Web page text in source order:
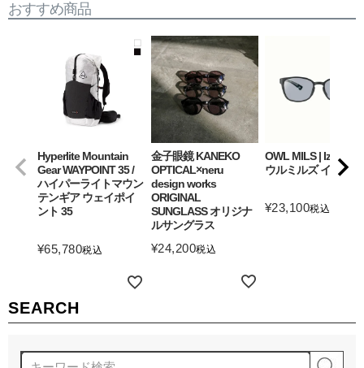
SEARCH
おすすめ商品
Hyperlite Mountain
Gear WAYPOINT 35 /
ハイパーライトマウン
テンギア ウェイポイ
ント 35
¥65,780税込
金子眼鏡 KANEKO
OPTICAL×neru
design works
ORIGINAL
SUNGLASS オリジナ
ルサングラス
¥24,200税込
OWL MILS | Izanagi
ウルミルズ イザナギ
¥23,100税込